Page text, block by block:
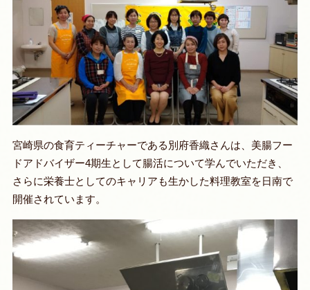
宮崎県の食育ティーチャーである別府香織さんは、美腸フー
ドアドバイザー4期生として腸活について学んでいただき、
さらに栄養士としてのキャリアも生かした料理教室を日南で
開催されています。